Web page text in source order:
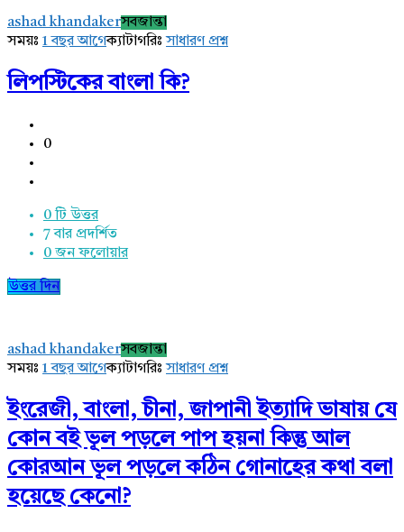
Latest
প্রশ্ন
ashad khandakerসবজান্তা
সময়ঃ 1 বছর আগেক্যাটাগরিঃসাধারণ প্রশ্ন
লিপস্টিকের বাংলা কি?
0
0 টি উত্তর
7বার প্রদর্শিত
0 জন ফলোয়ার
উত্তর দিন
ashad khandakerসবজান্তা
সময়ঃ 1 বছর আগেক্যাটাগরিঃসাধারণ প্রশ্ন
ইংরেজী, বাংলা, চীনা, জাপানী ইত্যাদি ভাষায় যে
কোন বই ভূল পড়লে পাপ হয়না কিন্তু আল
কোরআন ভূল পড়লে কঠিন গোনাহের কথা বলা
হয়েছে কেনো?